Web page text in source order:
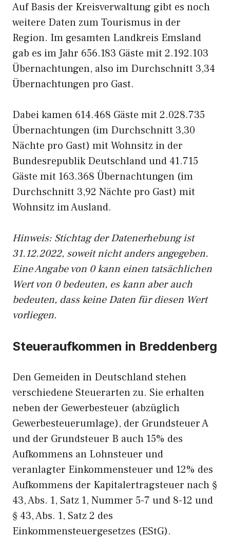
Auf Basis der Kreisverwaltung gibt es noch
weitere Daten zum Tourismus in der
Region. Im gesamten Landkreis Emsland
gab es im Jahr 656.183 Gäste mit 2.192.103
Übernachtungen, also im Durchschnitt 3,34
Übernachtungen pro Gast.
Dabei kamen 614.468 Gäste mit 2.028.735
Übernachtungen (im Durchschnitt 3,30
Nächte pro Gast) mit Wohnsitz in der
Bundesrepublik Deutschland und 41.715
Gäste mit 163.368 Übernachtungen (im
Durchschnitt 3,92 Nächte pro Gast) mit
Wohnsitz im Ausland.
Hinweis: Stichtag der Datenerhebung ist
31.12.2022, soweit nicht anders angegeben.
Eine Angabe von 0 kann einen tatsächlichen
Wert von 0 bedeuten, es kann aber auch
bedeuten, dass keine Daten für diesen Wert
vorliegen.
Steueraufkommen in Breddenberg
Den Gemeiden in Deutschland stehen
verschiedene Steuerarten zu. Sie erhalten
neben der Gewerbesteuer (abzüglich
Gewerbesteuerumlage), der Grundsteuer A
und der Grundsteuer B auch 15% des
Aufkommens an Lohnsteuer und
veranlagter Einkommensteuer und 12% des
Aufkommens der Kapitalertragsteuer nach §
43, Abs. 1, Satz 1, Nummer 5-7 und 8-12 und
§ 43, Abs. 1, Satz 2 des
Einkommensteuergesetzes (EStG).